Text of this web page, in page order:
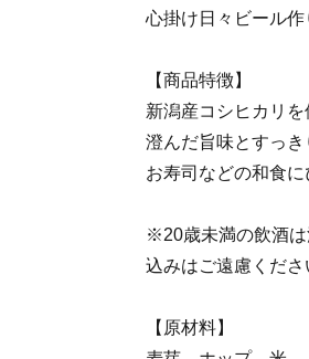
心掛け日々ビール作
【商品特徴】
新潟産コシヒカリを
澄んだ旨味とすっき
お寿司などの和食に
※20歳未満の飲酒は
込みはご遠慮くださ
【原材料】